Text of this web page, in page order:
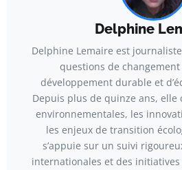
Delphine
Delphine Lemaire est
questions de
développement durable et
Depuis plus de quinze ans, elle
environnementales, les
les enjeux de transition
s’appuie sur un suivi
internationales et des